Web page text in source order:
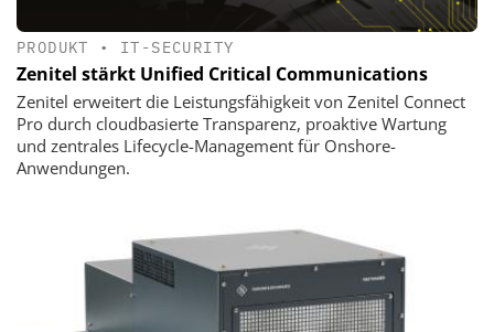
PRODUKT • IT-SECURITY
Zenitel stärkt Unified Critical Communications
Zenitel erweitert die Leistungsfähigkeit von Zenitel Connect
Pro durch cloudbasierte Transparenz, proaktive Wartung
und zentrales Lifecycle-Management für Onshore-
Anwendungen.